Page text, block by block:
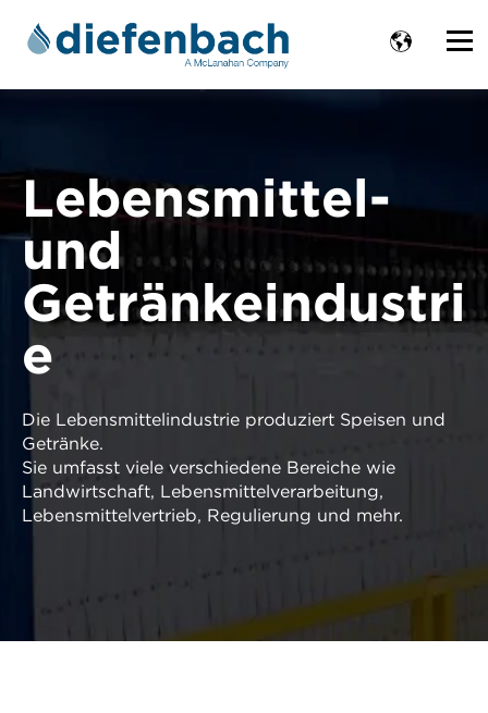
Lebensmittel-
und
Getränkeindustri
e
Die Lebensmittelindustrie produziert Speisen und
Getränke.
Sie umfasst viele verschiedene Bereiche wie
Landwirtschaft, Lebensmittelverarbeitung,
Lebensmittelvertrieb, Regulierung und mehr.